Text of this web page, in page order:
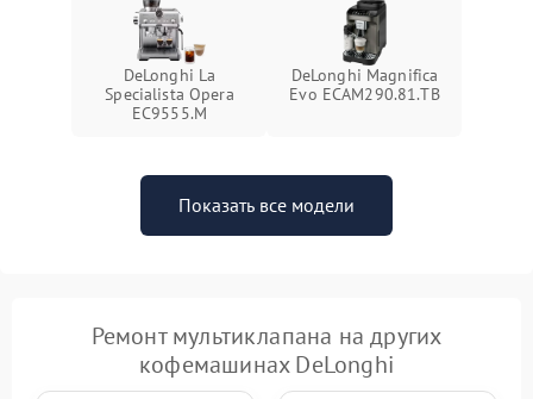
DeLonghi La
Specialista Opera
EC9555.M
DeLonghi Magnifica
Evo ECAM290.81.TB
Показать все модели
Ремонт мультиклапана на других
кофемашинах DeLonghi